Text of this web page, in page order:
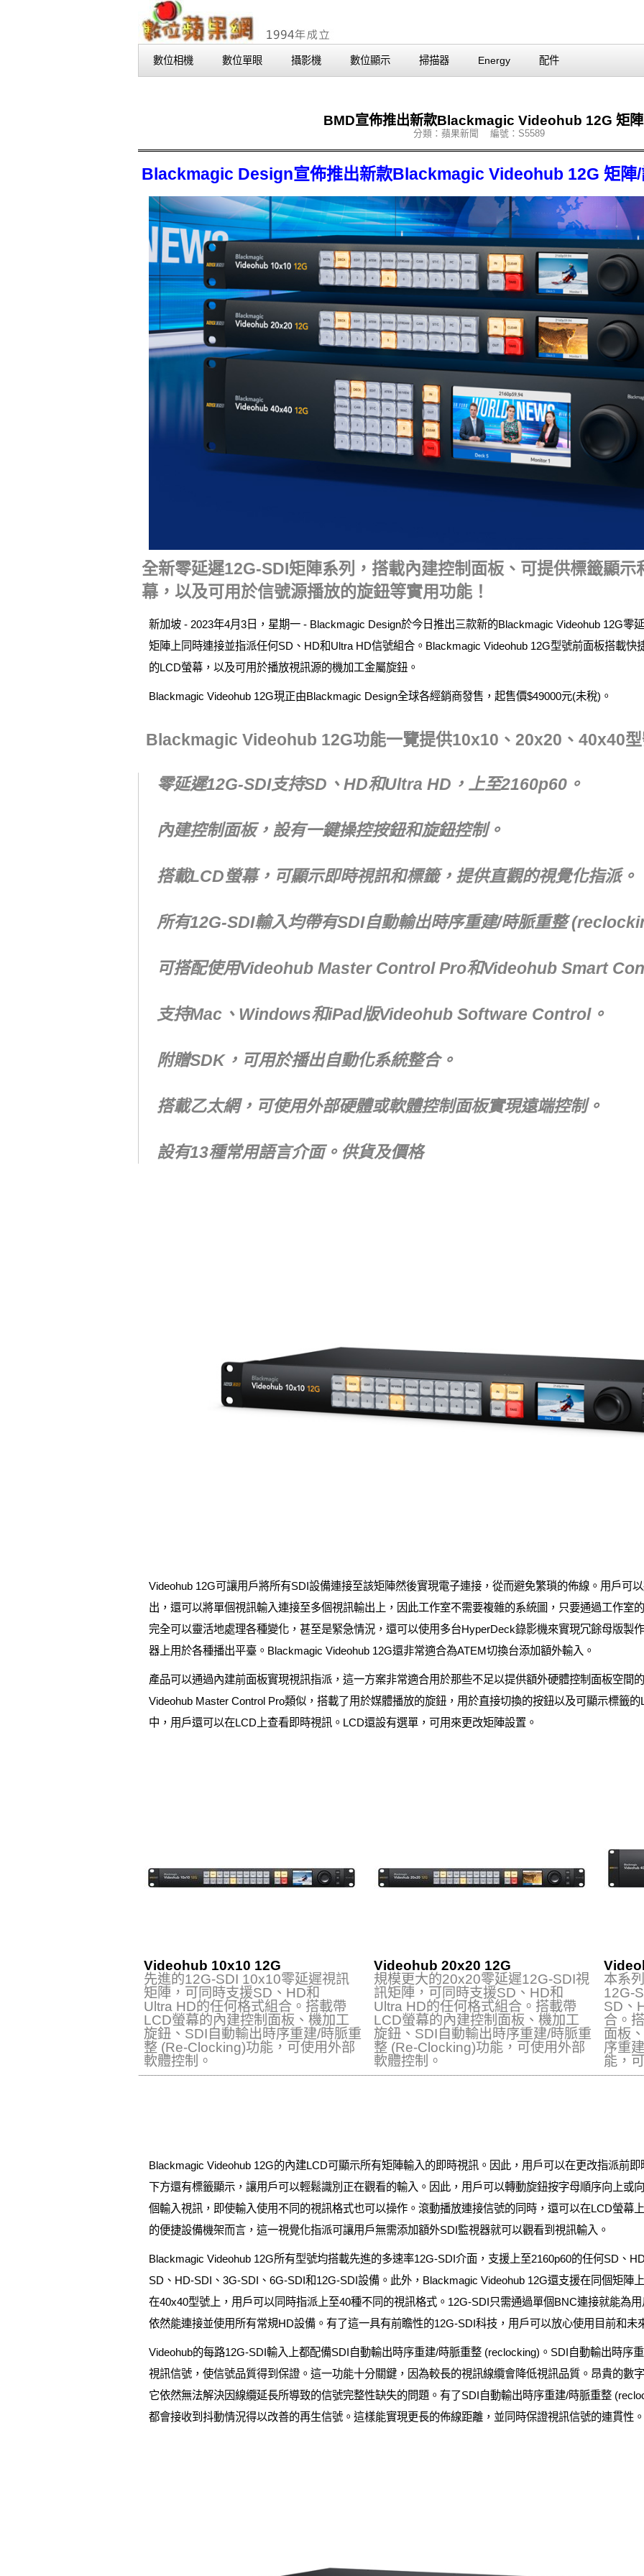
數位相機 數位單眼 攝影機 數位顯示 掃描器 Energy 配件
BMD宣佈推出新款Blackmagic Videohub 12G 矩陣
分類：蘋果新聞 編號：S5589
Blackmagic Design宣佈推出新款Blackmagic Videohub 12G 矩陣
全新零延遲12G-SDI矩陣系列，搭載內建控制面板、可提供標籤顯
幕，以及可用於信號源播放的旋鈕等實用功能！
新加坡 - 2023年4月3日，星期一 - Blackmagic Design於今日推出三款新的Blackmagic Videohub 12G零
矩陣上同時連接並指派任何SD、HD和Ultra HD信號組合。Blackmagic Videohub 12G型號前面板搭載快
的LCD螢幕，以及可用於播放視訊源的機加工金屬旋鈕。
Blackmagic Videohub 12G現正由Blackmagic Design全球各經銷商發售，起售價$49000元(未稅)。
Blackmagic Videohub 12G功能一覽提供10x10、20x20、40x40型
零延遲12G-SDI支持SD、HD和Ultra HD，上至2160p60。
內建控制面板，設有一鍵操控按鈕和旋鈕控制。
搭載LCD螢幕，可顯示即時視訊和標籤，提供直觀的視覺化指派。
所有12G-SDI輸入均帶有SDI自動輸出時序重建/時脈重整
可搭配使用Videohub Master Control Pro和Videohub Smart
支持Mac、Windows和iPad版Videohub Software Control。
附贈SDK，可用於播出自動化系統整合。
搭載乙太網，可使用外部硬體或軟體控制面板實現遠端控制。
設有13種常用語言介面。供貨及價格
Videohub 12G可讓用戶將所有SDI設備連接至該矩陣然後實現電子連接，從而避免繁瑣的佈線。用戶可
出，還可以將單個視訊輸入連接至多個視訊輸出上，因此工作室不需要複雜的系統圖，只要通過工作室
完全可以靈活地處理各種變化，甚至是緊急情況，還可以使用多台HyperDeck錄影機來實現冗餘母版製
器上用於各種播出平臺。Blackmagic Videohub 12G還非常適合為ATEM切換台添加額外輸入。
產品可以通過內建前面板實現視訊指派，這一方案非常適合用於那些不足以提供額外硬體控制面板空間
Videohub Master Control Pro類似，搭載了用於媒體播放的旋鈕，用於直接切換的按鈕以及可顯示標籤
中，用戶還可以在LCD上查看即時視訊。LCD還設有選單，可用來更改矩陣設置。
Videohub 10x10 12G
先進的12G-SDI 10x10零延遲視訊
矩陣，可同時支援SD、HD和
Ultra HD的任何格式組合。搭載帶
LCD螢幕的內建控制面板、機加工
旋鈕、SDI自動輸出時序重建/時脈重
整 (Re‑Clocking)功能，可使用外部
軟體控制。
Videohub 20x20 12G
規模更大的20x20零延遲12G-SDI視
訊矩陣，可同時支援SD、HD和
Ultra HD的任何格式組合。搭載帶
LCD螢幕的內建控制面板、機加工
旋鈕、SDI自動輸出時序重建/時脈重
整 (Re‑Clocking)功能，可使用外部
軟體控制。
本系
12G-
SD、
合。
面板
序重
能，
Blackmagic Videohub 12G的內建LCD可顯示所有矩陣輸入的即時視訊。因此，用戶可以在更改指派前
下方還有標籤顯示，讓用戶可以輕鬆識別正在觀看的輸入。因此，用戶可以轉動旋鈕按字母順序向上或
個輸入視訊，即使輸入使用不同的視訊格式也可以操作。滾動播放連接信號的同時，還可以在LCD螢幕
的便捷設備機架而言，這一視覺化指派可讓用戶無需添加額外SDI監視器就可以觀看到視訊輸入。
Blackmagic Videohub 12G所有型號均搭載先進的多速率12G-SDI介面，支援上至2160p60的任何SD、
SD、HD-SDI、3G-SDI、6G-SDI和12G-SDI設備。此外，Blackmagic Videohub 12G還支援在同個矩陣
在40x40型號上，用戶可以同時指派上至40種不同的視訊格式。12G-SDI只需通過單個BNC連接就能為
依然能連接並使用所有常規HD設備。有了這一具有前瞻性的12G-SDI科技，用戶可以放心使用目前和未
Videohub的每路12G-SDI輸入上都配備SDI自動輸出時序重建/時脈重整 (reclocking)。SDI自動輸出時序
視訊信號，使信號品質得到保證。這一功能十分關鍵，因為較長的視訊線纜會降低視訊品質。昂貴的數
它依然無法解決因線纜延長所導致的信號完整性缺失的問題。有了SDI自動輸出時序重建/時脈重整
都會接收到抖動情況得以改善的再生信號。這樣能實現更長的佈線距離，並同時保證視訊信號的連貫性。